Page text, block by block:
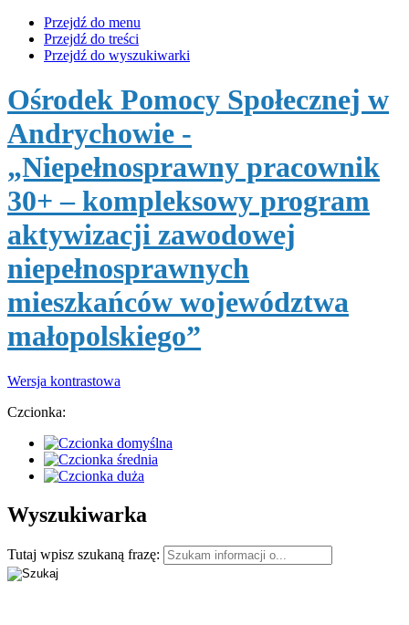
Przejdź do menu
Przejdź do treści
Przejdź do wyszukiwarki
Ośrodek Pomocy Społecznej w
Andrychowie -
„Niepełnosprawny pracownik
30+ – kompleksowy program
aktywizacji zawodowej
niepełnosprawnych
mieszkańców województwa
małopolskiego”
Wersja kontrastowa
Czcionka:
Wyszukiwarka
Tutaj wpisz szukaną frazę: